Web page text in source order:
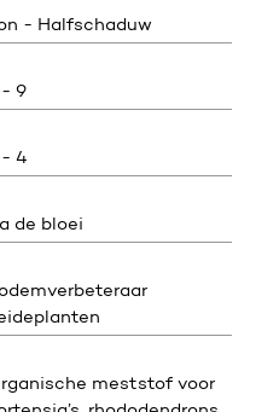
- Halfschaduw
- 9
4
de bloei
meststof voor